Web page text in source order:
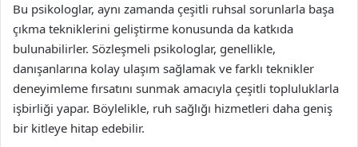
Bu psikologlar, aynı zamanda çeşitli ruhsal sorunlarla başa
çıkma tekniklerini geliştirme konusunda da katkıda
bulunabilirler. Sözleşmeli psikologlar, genellikle,
danışanlarına kolay ulaşım sağlamak ve farklı teknikler
deneyimleme fırsatını sunmak amacıyla çeşitli topluluklarla
işbirliği yapar. Böylelikle, ruh sağlığı hizmetleri daha geniş
bir kitleye hitap edebilir.